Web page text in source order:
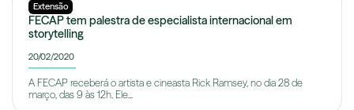
Extensão
FECAP tem palestra de especialista internacional em
storytelling
20/02/2020
A FECAP receberá o artista e cineasta Rick Ramsey, no dia 28 de
março, das 9 às 12h. Ele...